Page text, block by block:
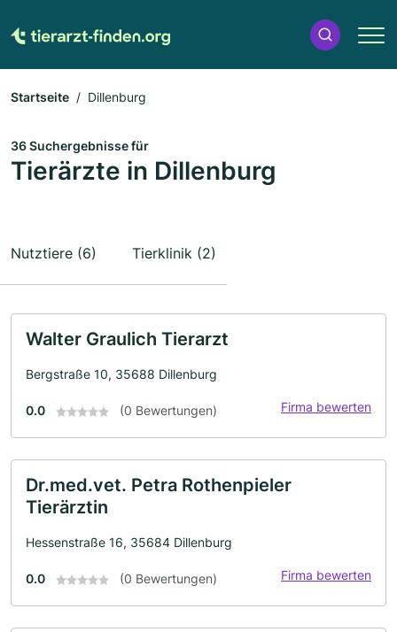
Startseite Dillenburg
36 Suchergebnisse für
Tierärzte in Dillenburg
Nutztiere (6) Tierklinik (2)
Walter Graulich Tierarzt
Bergstraße 10, 35688 Dillenburg
0.0 (0 Bewertungen) Firma bewerten
Dr.med.vet. Petra Rothenpieler
Tierärztin
Hessenstraße 16, 35684 Dillenburg
0.0 (0 Bewertungen) Firma bewerten